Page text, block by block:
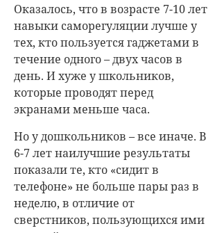
Оказалось, что в возрасте 7-10 лет
навыки саморегуляции лучше у
тех, кто пользуется гаджетами в
течение одного – двух часов в
день. И хуже у школьников,
которые проводят перед
экранами меньше часа.
Но у дошкольников – все иначе. В
6-7 лет наилучшие результаты
показали те, кто «сидит в
телефоне» не больше пары раз в
неделю, в отличие от
сверстников, пользующихся ими